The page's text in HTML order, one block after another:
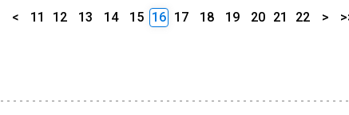
< 11 12 13 14 15 16 17 18 19 20 21 22 >